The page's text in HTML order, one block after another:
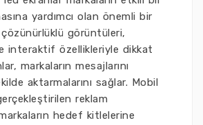
yardımcı olan önemli bir
çözünürlüklü görüntüleri,
interaktif özellikleriyle dikkat
markaların mesajlarını
aktarmalarını sağlar. Mobil
reklam
hedef kitlelerine